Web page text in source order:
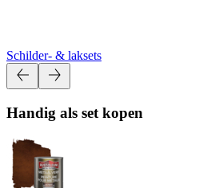
Schilder- & laksets
Handig als set kopen